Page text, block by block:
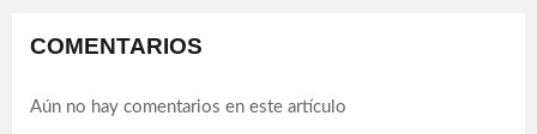
COMENTARIOS
Aún no hay comentarios en este artículo